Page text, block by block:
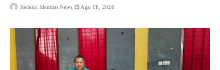
Redaksi Identitas News Agu 06, 2026